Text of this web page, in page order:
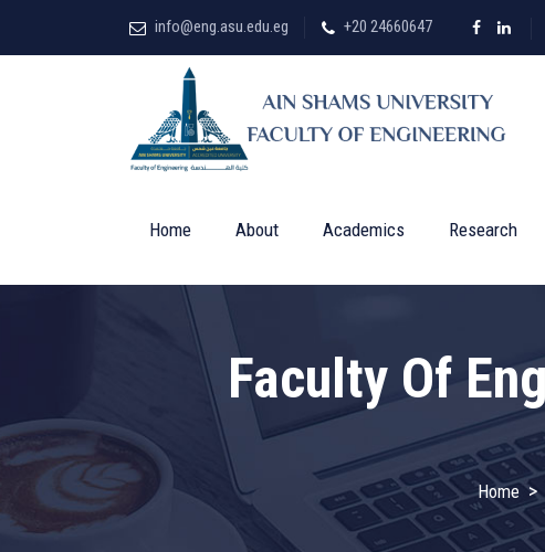
info@eng.asu.edu.eg +20 24660647
Home About Academics Research
Faculty Of
Home >